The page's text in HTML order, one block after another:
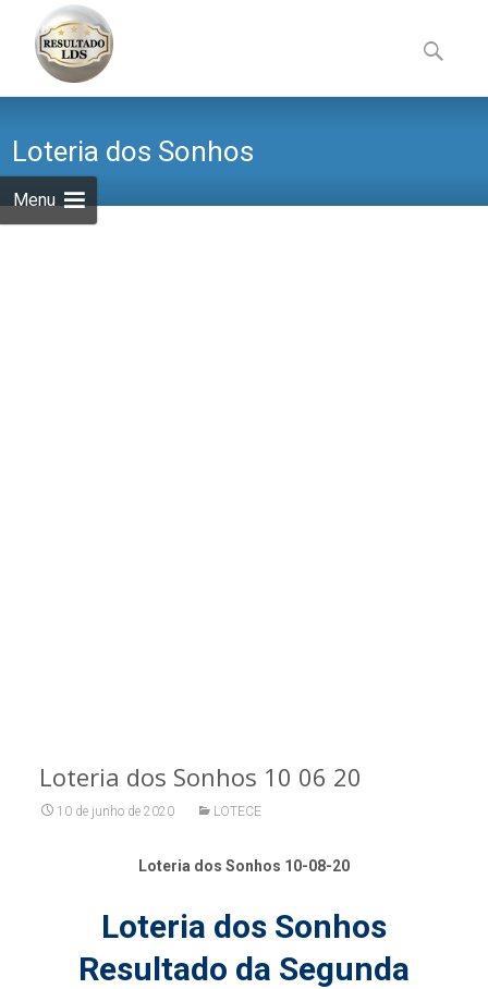
Menu
to
content
por:
Loteria dos Sonhos
Loteria dos Sonhos 10 06 20
10 de junho de 2020 LOTECE
Loteria dos Sonhos 10-08-20
Loteria dos Sonhos
Resultado da Segunda